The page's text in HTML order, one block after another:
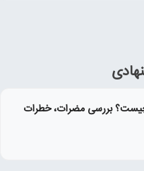
بررسی مضرات، خطرات